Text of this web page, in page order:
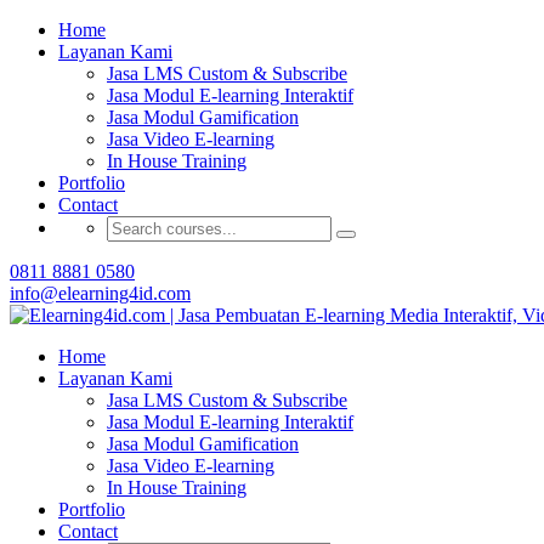
Home
Layanan Kami
Jasa LMS Custom & Subscribe
Jasa Modul E-learning Interaktif
Jasa Modul Gamification
Jasa Video E-learning
In House Training
Portfolio
Contact
0811 8881 0580
info@elearning4id.com
Home
Layanan Kami
Jasa LMS Custom & Subscribe
Jasa Modul E-learning Interaktif
Jasa Modul Gamification
Jasa Video E-learning
In House Training
Portfolio
Contact